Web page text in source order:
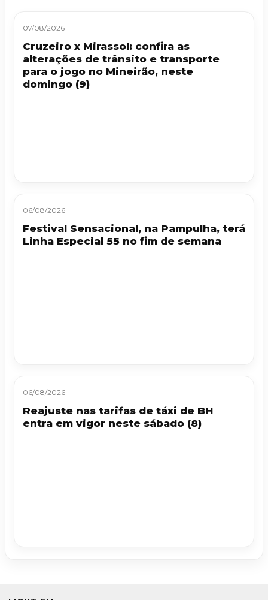
07/08/2026
Cruzeiro x Mirassol: confira as
alterações de trânsito e transporte
para o jogo no Mineirão, neste
domingo (9)
06/08/2026
Festival Sensacional, na Pampulha, terá
Linha Especial 55 no fim de semana
06/08/2026
Reajuste nas tarifas de táxi de BH
entra em vigor neste sábado (8)